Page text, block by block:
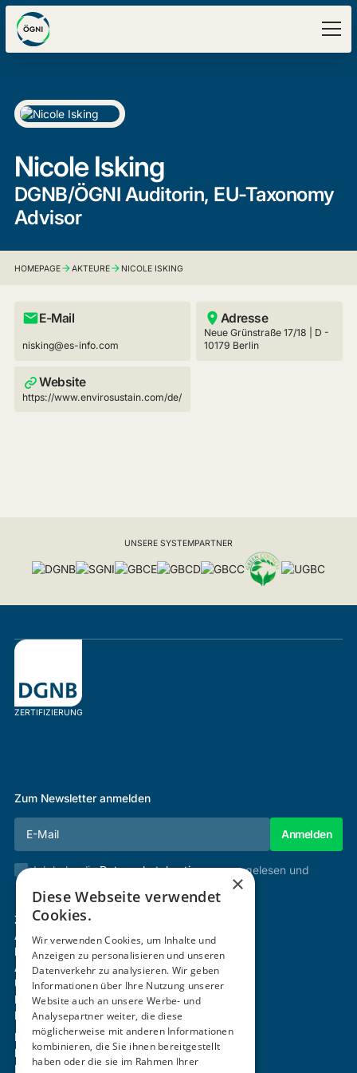
Nicole Isking
DGNB/ÖGNI Auditorin, EU-Taxonomy
Advisor
HOMEPAGE AKTEURE NICOLE ISKING
E-Mail
nisking@es-info.com
Adresse
Neue Grünstraße 17/18 | D -
10179 Berlin
Website
https://www.envirosustain.com/de/
UNSERE SYSTEMPARTNER
ZERTIFIZIERUNG
Zum Newsletter anmelden
Ich habe dieDatenschutzbestimmungengelesen und
Zertifizierung & Verifikation
Akademie
Mitgliedschaft
Aktivitäten
Über uns
Login
Kontakt
Impressum
Datenschutz
Barrierefreiheitserklärung
×
Diese Webseite verwendet
Cookies.
Wir verwenden Cookies, um Inhalte und
Anzeigen zu personalisieren und unseren
Datenverkehr zu analysieren. Wir geben
Informationen über Ihre Nutzung unserer
Website auch an unsere Werbe- und
Analysepartner weiter, die diese
möglicherweise mit anderen Informationen
kombinieren, die Sie ihnen bereitgestellt
haben oder die sie im Rahmen Ihrer